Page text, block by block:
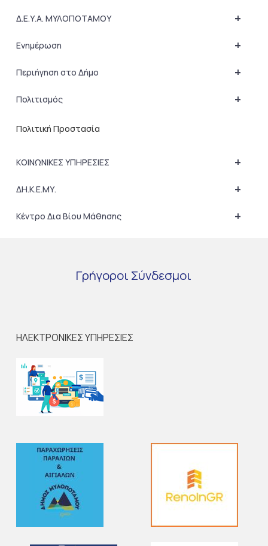
+
Δ.Ε.Υ.Α. ΜΥΛΟΠΟΤΑΜΟΥ
+
Ενημέρωση
+
Περιήγηση στο Δήμο
+
Πολιτισμός
Πολιτική Προστασία
+
ΚΟΙΝΩΝΙΚΕΣ ΥΠΗΡΕΣΙΕΣ
+
ΔΗ.Κ.Ε.ΜΥ.
+
Κέντρο Δια Βίου Μάθησης
Γρήγοροι Σύνδεσμοι
ΗΛΕΚΤΡΟΝΙΚΕΣ ΥΠΗΡΕΣΙΕΣ